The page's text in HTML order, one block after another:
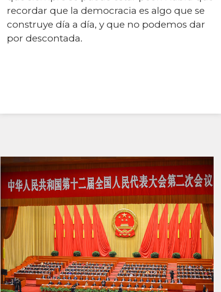
recordar que la democracia es algo que se
construye día a día, y que no podemos dar
por descontada.